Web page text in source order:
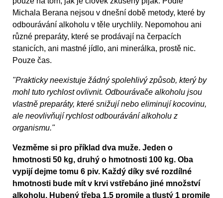
Michala Berana nejsou v dnešní době metody, které by
odbourávání alkoholu v těle urychlily. Nepomohou ani
různé preparáty, které se prodávají na čerpacích
stanicích, ani mastné jídlo, ani minerálka, prostě nic.
Pouze čas.
"Prakticky neexistuje žádný spolehlivý způsob, který by
mohl tuto rychlost ovlivnit. Odbourávače alkoholu jsou
vlastně preparáty, které snižují nebo eliminují kocovinu,
ale neovlivňují rychlost odbourávání alkoholu z
organismu."
Vezměme si pro příklad dva muže. Jeden o
hmotnosti 50 kg, druhý o hmotnosti 100 kg. Oba
vypijí dejme tomu 6 piv. Každý díky své rozdílné
hmotnosti bude mít v krvi vstřebáno jiné množství
alkoholu. Hubený třeba 1,5 promile a tlustý 1 promile